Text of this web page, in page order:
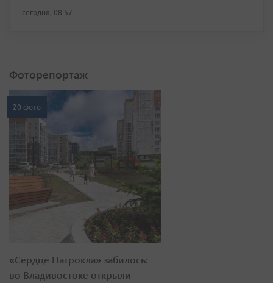
сегодня, 08:57
Фоторепортаж
20 фото
«Сердце Патрокла» забилось:
во Владивостоке открыли